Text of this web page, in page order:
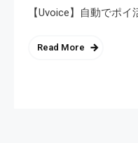
【Uvoice】自動でポ
Read More